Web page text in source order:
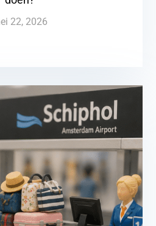
22, 2026